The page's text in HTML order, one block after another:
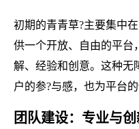
初期的青青草?主要集中
供一个开放、自由的平台
解、经验和创意。这种无
户的参?与感，也为平台
团队建设：专业与